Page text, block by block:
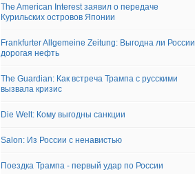
The American Interest заявил о передаче
Курильских островов Японии
Frankfurter Allgemeine Zeitung: Выгодна ли России
дорогая нефть
The Guardian: Как встреча Трампа с русскими
вызвала кризис
Die Welt: Кому выгодны санкции
Salon: Из России с ненавистью
Поездка Трампа - первый удар по России